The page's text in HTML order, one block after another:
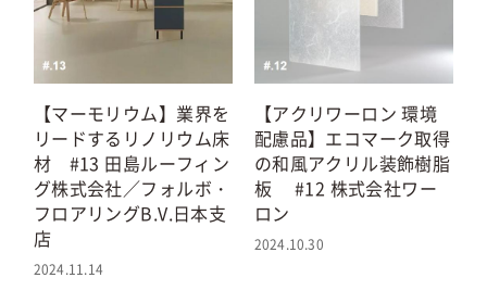
【マーモリウム】業界を
リードするリノリウム床
材 #13 田島ルーフィン
グ株式会社／フォルボ・
フロアリングB.V.日本支
店
2024.11.14
【アクリワーロン 環境
配慮品】エコマーク取得
の和風アクリル装飾樹脂
板 #12 株式会社ワー
ロン
2024.10.30